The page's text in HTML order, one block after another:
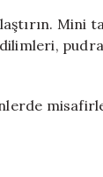
Mini